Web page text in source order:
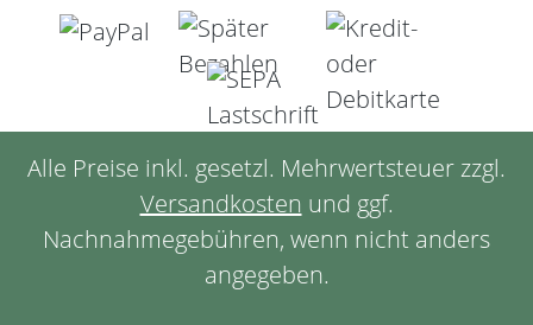
Alle Preise inkl. gesetzl. Mehrwertsteuer zzgl.
Versandkosten und ggf.
Nachnahmegebühren, wenn nicht anders
angegeben.